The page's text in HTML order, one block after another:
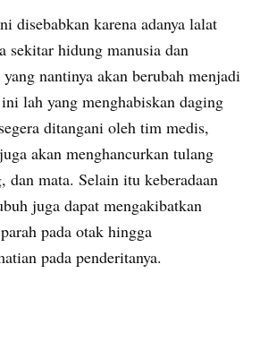
disebabkan karena adanya lalat
sekitar hidung manusia dan
nantinya akan berubah menjadi
lah yang menghabiskan daging
ditangani oleh tim medis,
akan menghancurkan tulang
dan mata. Selain itu keberadaan
juga dapat mengakibatkan
pada otak hingga
pada penderitanya.